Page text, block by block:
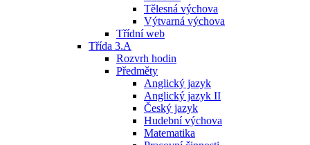
Tělesná výchova
Výtvarná výchova
Třídní web
Třída 3.A
Rozvrh hodin
Předměty
Anglický jazyk
Anglický jazyk II
Český jazyk
Hudební výchova
Matematika